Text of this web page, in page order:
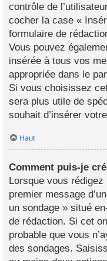
contrôle de
cocher la case «
formulaire de
Vous pouvez
insérée à tous vos
appropriée dans le
Si vous choisissez
sera plus utile de
souhait d’insérer
Haut
Comment puis-je
Lorsque vous
premier message
un sondage » situé
de rédaction. Si cet
probable que vous
des sondages.